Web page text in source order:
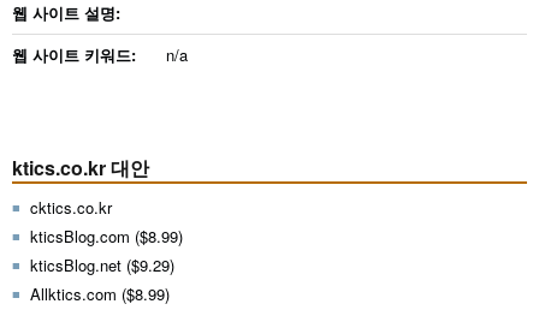
웹 사이트 설명:
웹 사이트 키워드:
n/a
ktics.co.kr 대안
cktics.co.kr
kticsBlog.com ($8.99)
kticsBlog.net ($9.29)
Allktics.com ($8.99)